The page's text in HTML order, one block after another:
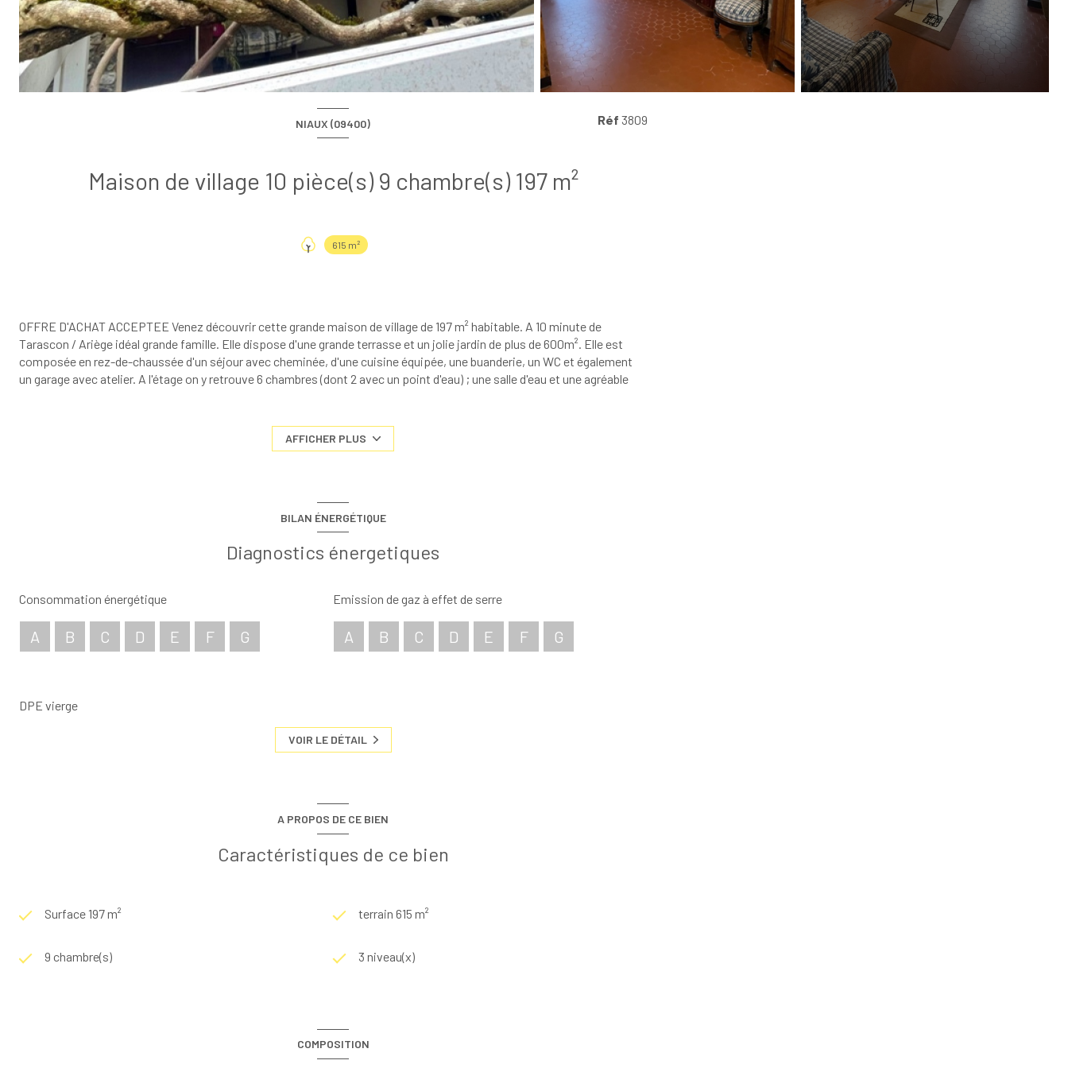
NIAUX (09400)
Maison de village 10 pièce(s) 9 chambre(s) 197 m²
615 m²
Réf 3809
OFFRE D'ACHAT ACCEPTEE Venez découvrir cette grande maison de village de 197 m² habitable. A 10 minute de
Tarascon / Ariège idéal grande famille. Elle dispose d'une grande terrasse et un jolie jardin de plus de 600m². Elle est
composée en rez-de-chaussée d'un séjour avec cheminée, d'une cuisine équipée, une buanderie, un WC et également
un garage avec atelier. A l'étage on y retrouve 6 chambres (dont 2 avec un point d'eau) ; une salle d'eau et une agréable
Pour ce qui est du prix de vente, il est de 147 000 €. Pour planifier une visite ou pour toutes information
supplémentaire, n'hésitez pas à nous contacter. Votre agence Altaïr immobilier se tient à votre disposition.
AFFICHER PLUS
BILAN ÉNERGÉTIQUE
Diagnostics énergetiques
Consommation énergétique
A B C D E F G
Emission de gaz à effet de serre
A B C D E F G
DPE vierge
VOIR LE DÉTAIL
A PROPOS DE CE BIEN
Caractéristiques de ce bien
Surface 197 m² terrain 615 m²
9 chambre(s) 3 niveau(x)
COMPOSITION